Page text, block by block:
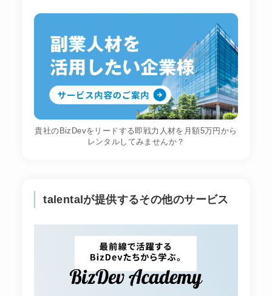
貴社のBizDevをリードする即戦力人材を月額5万円から
レンタルしてみませんか？
talentalが提供するその他のサービス